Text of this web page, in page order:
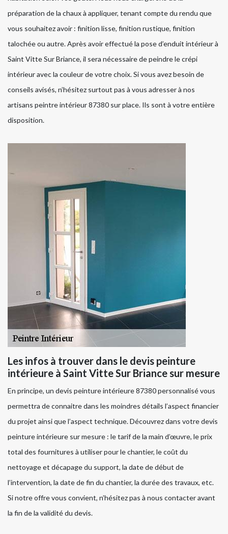
préparation de la chaux à appliquer, tenant compte du rendu que
vous souhaitez avoir : finition lisse, finition rustique, finition
talochée ou autre. Après avoir effectué la pose d’enduit intérieur à
Saint Vitte Sur Briance, il sera nécessaire de peindre le crépi
intérieur avec la couleur de votre choix. Si vous avez besoin de
conseils avisés, n’hésitez surtout pas à vous adresser à nos
artisans peintre intérieur 87380 sur place. Ils sont à votre entière
disposition.
Les infos à trouver dans le devis peinture
intérieure à Saint Vitte Sur Briance sur mesure
En principe, un devis peinture intérieure 87380 personnalisé vous
permettra de connaitre dans les moindres détails l’aspect financier
du projet ainsi que l’aspect technique. Découvrez dans votre devis
peinture intérieure sur mesure : le tarif de la main d’œuvre, le prix
total des fournitures à utiliser pour le chantier, le coût du
nettoyage et décapage du support, la date de début de
l’intervention, la date de fin du chantier, la durée des travaux, etc.
Si notre offre vous convient, n’hésitez pas à nous contacter avant
la fin de la validité du devis.